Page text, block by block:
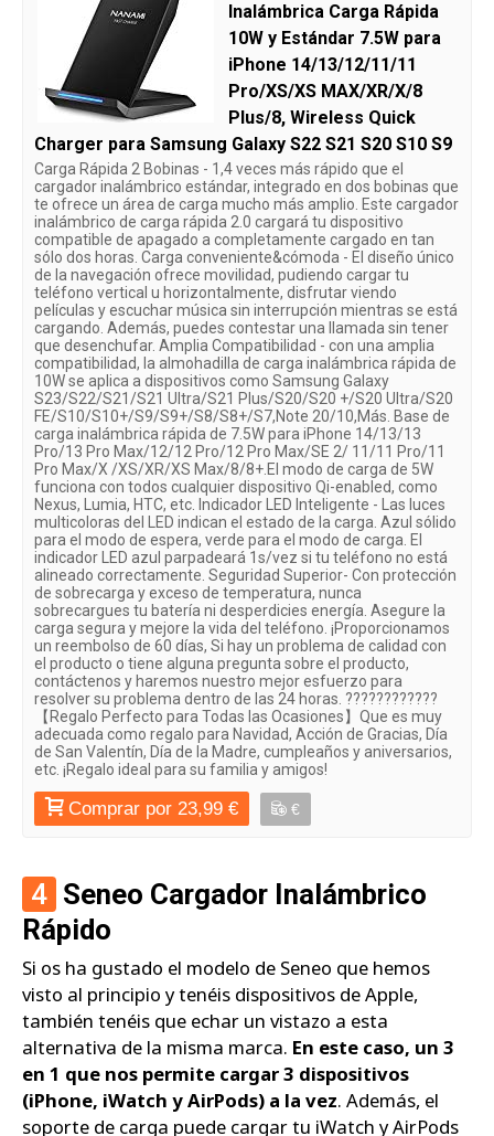
Inalámbrica Carga Rápida
10W y Estándar 7.5W para
iPhone 14/13/12/11/11
Pro/XS/XS MAX/XR/X/8
Plus/8, Wireless Quick
Charger para Samsung Galaxy S22 S21 S20 S10 S9
Carga Rápida 2 Bobinas - 1,4 veces más rápido que el
cargador inalámbrico estándar, integrado en dos bobinas que
te ofrece un área de carga mucho más amplio. Este cargador
inalámbrico de carga rápida 2.0 cargará tu dispositivo
compatible de apagado a completamente cargado en tan
sólo dos horas. Carga conveniente&cómoda - El diseño único
de la navegación ofrece movilidad, pudiendo cargar tu
teléfono vertical u horizontalmente, disfrutar viendo
películas y escuchar música sin interrupción mientras se está
cargando. Además, puedes contestar una llamada sin tener
que desenchufar. Amplia Compatibilidad - con una amplia
compatibilidad, la almohadilla de carga inalámbrica rápida de
10W se aplica a dispositivos como Samsung Galaxy
S23/S22/S21/S21 Ultra/S21 Plus/S20/S20 +/S20 Ultra/S20
FE/S10/S10+/S9/S9+/S8/S8+/S7,Note 20/10,Más. Base de
carga inalámbrica rápida de 7.5W para iPhone 14/13/13
Pro/13 Pro Max/12/12 Pro/12 Pro Max/SE 2/ 11/11 Pro/11
Pro Max/X /XS/XR/XS Max/8/8+.El modo de carga de 5W
funciona con todos cualquier dispositivo Qi-enabled, como
Nexus, Lumia, HTC, etc. Indicador LED Inteligente - Las luces
multicoloras del LED indican el estado de la carga. Azul sólido
para el modo de espera, verde para el modo de carga. El
indicador LED azul parpadeará 1s/vez si tu teléfono no está
alineado correctamente. Seguridad Superior- Con protección
de sobrecarga y exceso de temperatura, nunca
sobrecargues tu batería ni desperdicies energía. Asegure la
carga segura y mejore la vida del teléfono. ¡Proporcionamos
un reembolso de 60 días, Si hay un problema de calidad con
el producto o tiene alguna pregunta sobre el producto,
contáctenos y haremos nuestro mejor esfuerzo para
resolver su problema dentro de las 24 horas. ????????????
【Regalo Perfecto para Todas las Ocasiones】Que es muy
adecuada como regalo para Navidad, Acción de Gracias, Día
de San Valentín, Día de la Madre, cumpleaños y aniversarios,
etc. ¡Regalo ideal para su familia y amigos!
Comprar por 23,99 € €
4 Seneo Cargador Inalámbrico
Rápido
Si os ha gustado el modelo de Seneo que hemos
visto al principio y tenéis dispositivos de Apple,
también tenéis que echar un vistazo a esta
alternativa de la misma marca. En este caso, un 3
en 1 que nos permite cargar 3 dispositivos
(iPhone, iWatch y AirPods) a la vez. Además, el
soporte de carga puede cargar tu iWatch y AirPods